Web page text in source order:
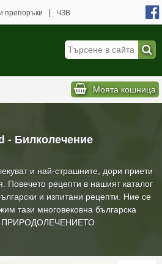
- Билколечение
и най-страшните, дори приети
Повечето рецепти в нашият каталог
и изпитани рецепти. Ние се
тази многовековна българска
ПРИРОДОЛЕЧЕНИЕТО
препоръки | ЧЗВ
Моята кошница